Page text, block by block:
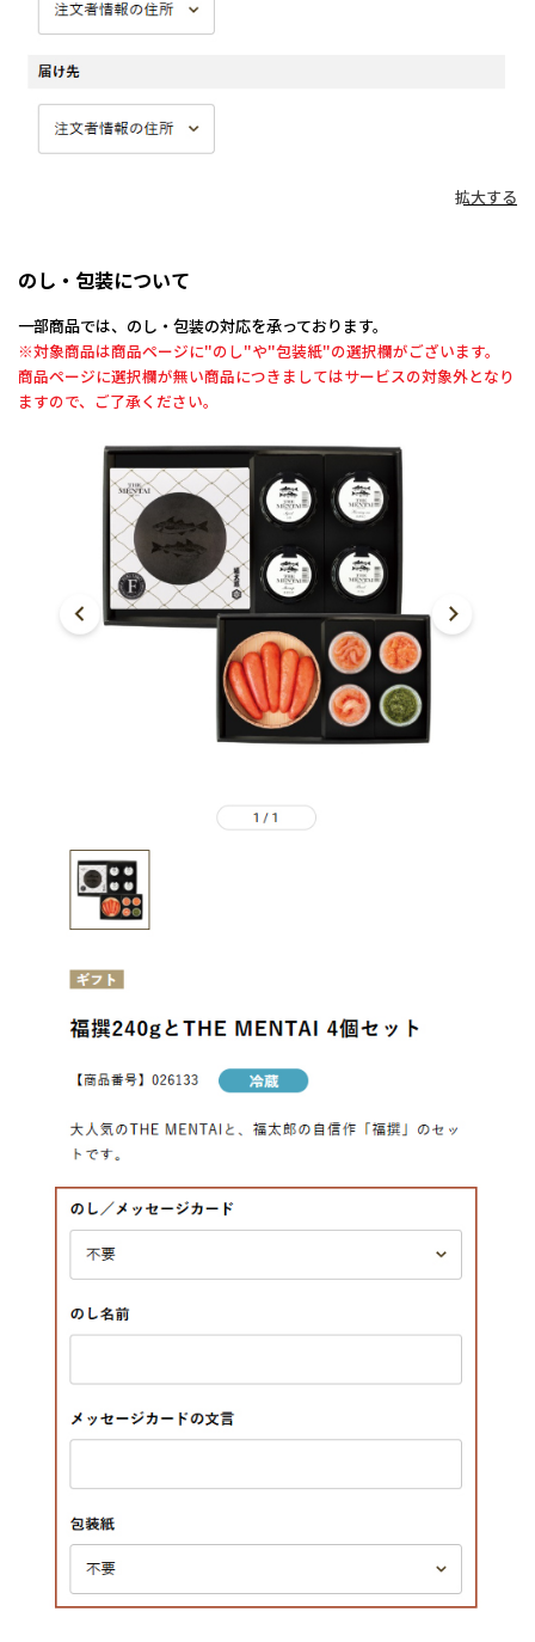
拡大する
のし・包装について
一部商品では、のし・包装の対応を承っております。
※対象商品は商品ページに"のし"や"包装紙"の選択欄がございます。
商品ページに選択欄が無い商品につきましてはサービスの対象外となり
ますので、ご了承ください。